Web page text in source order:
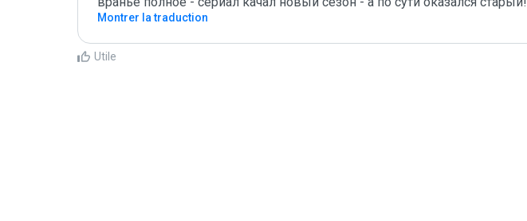
Montrer la traduction
Utile